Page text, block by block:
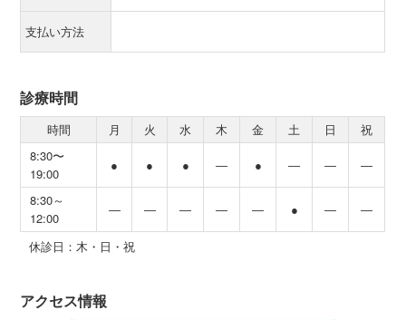
支払い方法
診療時間
時間 月 火 水 木 金 土 日
祝
8:30〜
19:00
● ● ● ― ● ― ― ―
8:30～
12:00
― ― ― ― ― ● ― ―
休診日：木・日・祝
アクセス情報